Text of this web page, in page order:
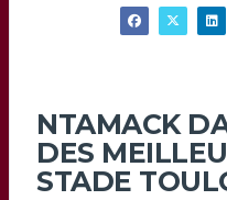
NTAMACK
DES
STADE